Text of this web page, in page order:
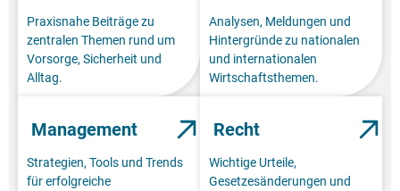
Praxisnahe Beiträge zu
zentralen Themen rund um
Vorsorge, Sicherheit und
Alltag.
Analysen, Meldungen und
Hintergründe zu nationalen
und internationalen
Wirtschaftsthemen.
Management
Strategien, Tools und Trends
für erfolgreiche
Recht
Wichtige Urteile,
Gesetzesänderungen und